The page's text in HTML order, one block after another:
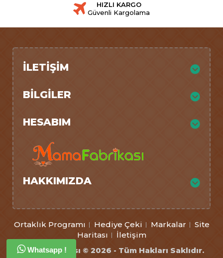
Whatsapp !
HIZLI KARGO
Güvenli Kargolama
İLETIŞIM
BILGILER
HESABIM
HAKKIMIZDA
Ortaklık Programı Hediye Çeki Markalar
Site
Haritası
İletişim
Mamafabrikası © 2026 - Tüm Hakları Saklıdır.